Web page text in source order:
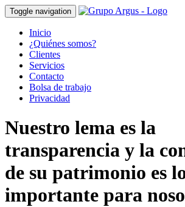
Toggle navigation
Inicio
¿Quiénes somos?
Clientes
Servicios
Contacto
Bolsa de trabajo
Privacidad
Nuestro lema es la
transparencia y la
de su patrimonio es
importante para